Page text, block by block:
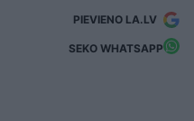
PIEVIENO LA.LV
SEKO WHATSAPP